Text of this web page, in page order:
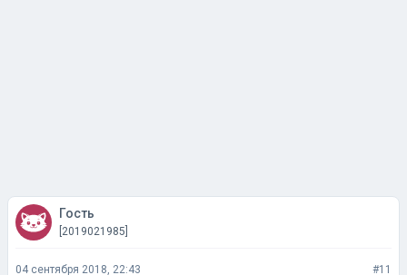
Гость
[2019021985]
04 сентября 2018, 22:43 #11